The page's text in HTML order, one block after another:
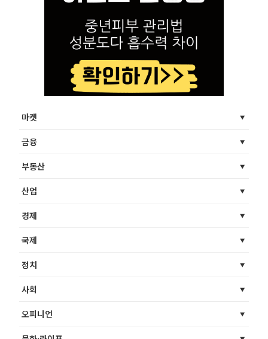
마켓
금융
부동산
산업
경제
국제
정치
사회
오피니언